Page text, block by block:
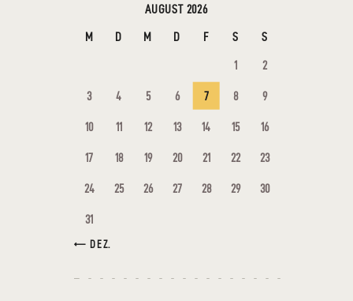
AUGUST 2026
M D M D F S S
1 2
3 4 5 6 7 8 9
10 11 12 13 14 15 16
17 18 19 20 21 22 23
24 25 26 27 28 29 30
31
« DEZ.